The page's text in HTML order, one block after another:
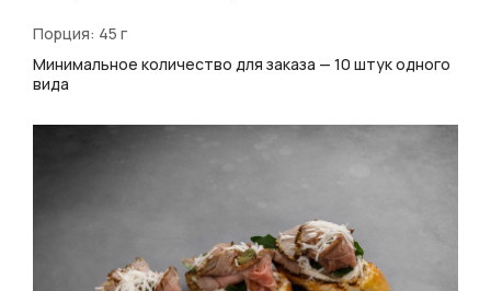
Порция: 45 г
Минимальное количество для заказа — 10 штук одного
вида